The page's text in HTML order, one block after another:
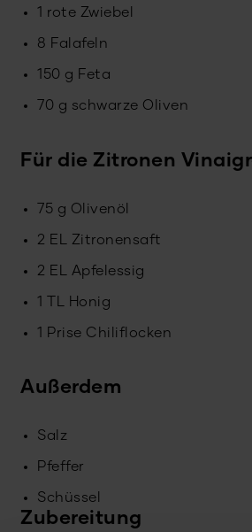
1 rote Zwiebel
8 Falafeln
150 g Feta
70 g schwarze Oliven
Für die Zitronen
75 g Olivenöl
2 EL Zitronensaft
2 EL Apfelessig
1 TL Honig
1 Prise Chiliflocken
Außerdem
Salz
Pfeffer
Schüssel
Zubereitung